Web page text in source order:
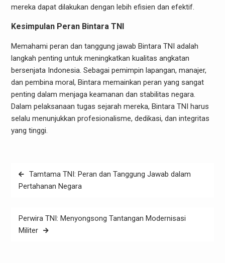
mereka dapat dilakukan dengan lebih efisien dan efektif.
Kesimpulan Peran Bintara TNI
Memahami peran dan tanggung jawab Bintara TNI adalah
langkah penting untuk meningkatkan kualitas angkatan
bersenjata Indonesia. Sebagai pemimpin lapangan, manajer,
dan pembina moral, Bintara memainkan peran yang sangat
penting dalam menjaga keamanan dan stabilitas negara.
Dalam pelaksanaan tugas sejarah mereka, Bintara TNI harus
selalu menunjukkan profesionalisme, dedikasi, dan integritas
yang tinggi.
Post
navigation
Tamtama TNI: Peran dan Tanggung Jawab dalam
Pertahanan Negara
Perwira TNI: Menyongsong Tantangan Modernisasi
Militer